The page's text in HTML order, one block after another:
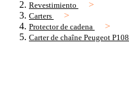
Revestimiento
Carters
Protector de cadena
Carter de chaîne Peugeot P108